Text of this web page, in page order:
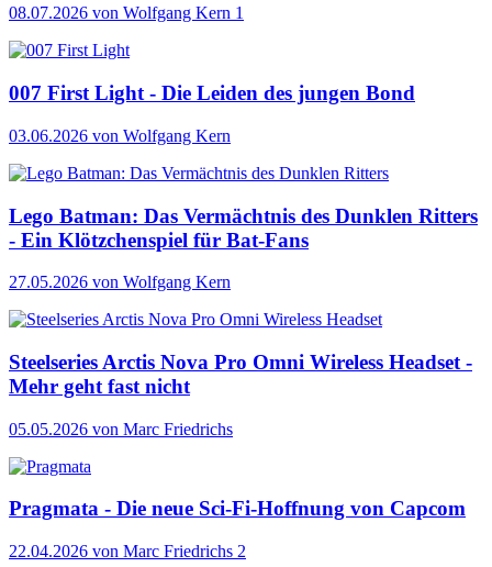
08.07.2026 von Wolfgang Kern 1
007 First Light - Die Leiden des jungen Bond
03.06.2026 von Wolfgang Kern
Lego Batman: Das Vermächtnis des Dunklen Ritters
- Ein Klötzchenspiel für Bat-Fans
27.05.2026 von Wolfgang Kern
Steelseries Arctis Nova Pro Omni Wireless Headset -
Mehr geht fast nicht
05.05.2026 von Marc Friedrichs
Pragmata - Die neue Sci-Fi-Hoffnung von Capcom
22.04.2026 von Marc Friedrichs 2